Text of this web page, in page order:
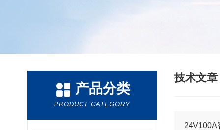
产品分类
PRODUCT CATEGORY
技术文章
24V100A